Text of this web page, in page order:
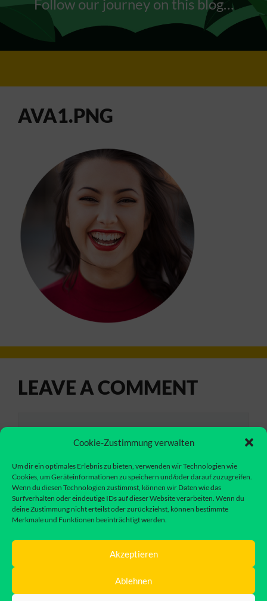
Cookie-Zustimmung verwalten
Um dir ein optimales Erlebnis zu bieten, verwenden wir Technologien wie
Cookies, um Geräteinformationen zu speichern und/oder darauf zuzugreifen.
Wenn du diesen Technologien zustimmst, können wir Daten wie das
Surfverhalten oder eindeutige IDs auf dieser Website verarbeiten. Wenn du
deine Zustimmung nicht erteilst oder zurückziehst, können bestimmte
Merkmale und Funktionen beeinträchtigt werden.
Akzeptieren
Ablehnen
Follow our journey on this blog…
AVA1.PNG
LEAVE A COMMENT